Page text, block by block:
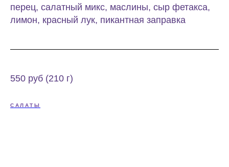
перец, салатный микс, маслины, сыр фетакса,
лимон, красный лук, пикантная заправка
550 руб (210 г)
САЛАТЫ